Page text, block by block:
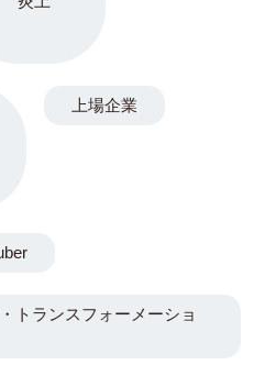
上場企業
トランスフォーメーショ